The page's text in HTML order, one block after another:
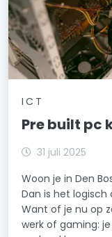
ICT
Pre built pc
31 juli 2025
Woon je in Den
Dan is het
Want of je nu op
werk of gaming: